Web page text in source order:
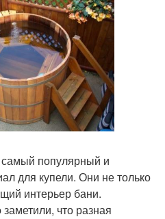
популярный и
для купели. Они не только
интерьер бани.
что разная